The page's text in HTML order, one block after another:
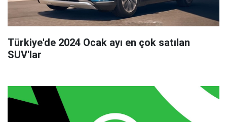
Türkiye'de 2024 Ocak ayı en çok satılan
SUV'lar